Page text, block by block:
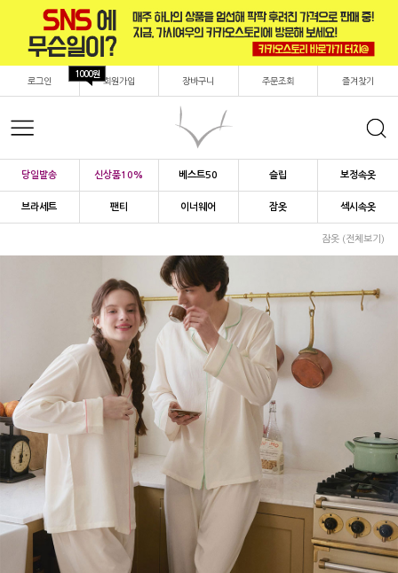
로그인 회원가입
1000원
장바구니 주문조회 즐겨찾기
당일발송 신상품10% 베스트50 슬립 보정속옷
브라세트 팬티 이너웨어 잠옷 섹시속옷
잠옷 (전체보기)